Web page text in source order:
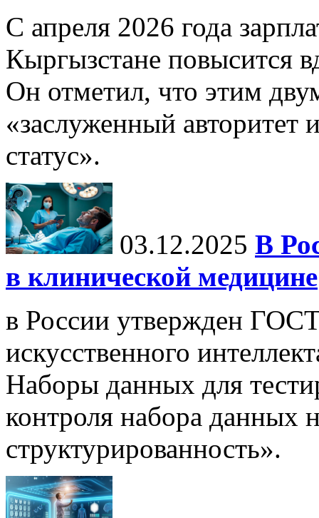
С апреля 2026 года
Кыргызстане повысится
Он отметил, что этим
«заслуженный
статус».
03.12.2025 В
в клинической медицине
в России утвержден
искусственного
Наборы данных для
контроля набора данных
структурированность».